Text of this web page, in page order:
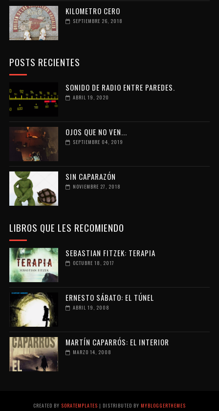
KILOMETRO CERO
SEPTIEMBRE 26, 2018
POSTS RECIENTES
SONIDO DE RADIO ENTRE PAREDES.
ABRIL 19, 2020
OJOS QUE NO VEN...
SEPTIEMBRE 04, 2019
SIN CAPARAZÓN
NOVIEMBRE 27, 2018
LIBROS QUE LES RECOMIENDO
SEBASTIAN FITZEK: TERAPIA
OCTUBRE 18, 2017
ERNESTO SÁBATO: EL TÚNEL
ABRIL 19, 2008
MARTÍN CAPARRÓS: EL INTERIOR
MARZO 14, 2008
CREATED BY SORATEMPLATES | DISTRIBUTED BY MYBLOGGERTHEMES